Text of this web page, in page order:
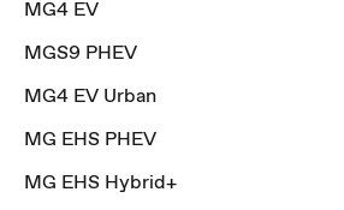
MG4 EV
MGS9 PHEV
MG4 EV Urban
MG EHS PHEV
MG EHS Hybrid+